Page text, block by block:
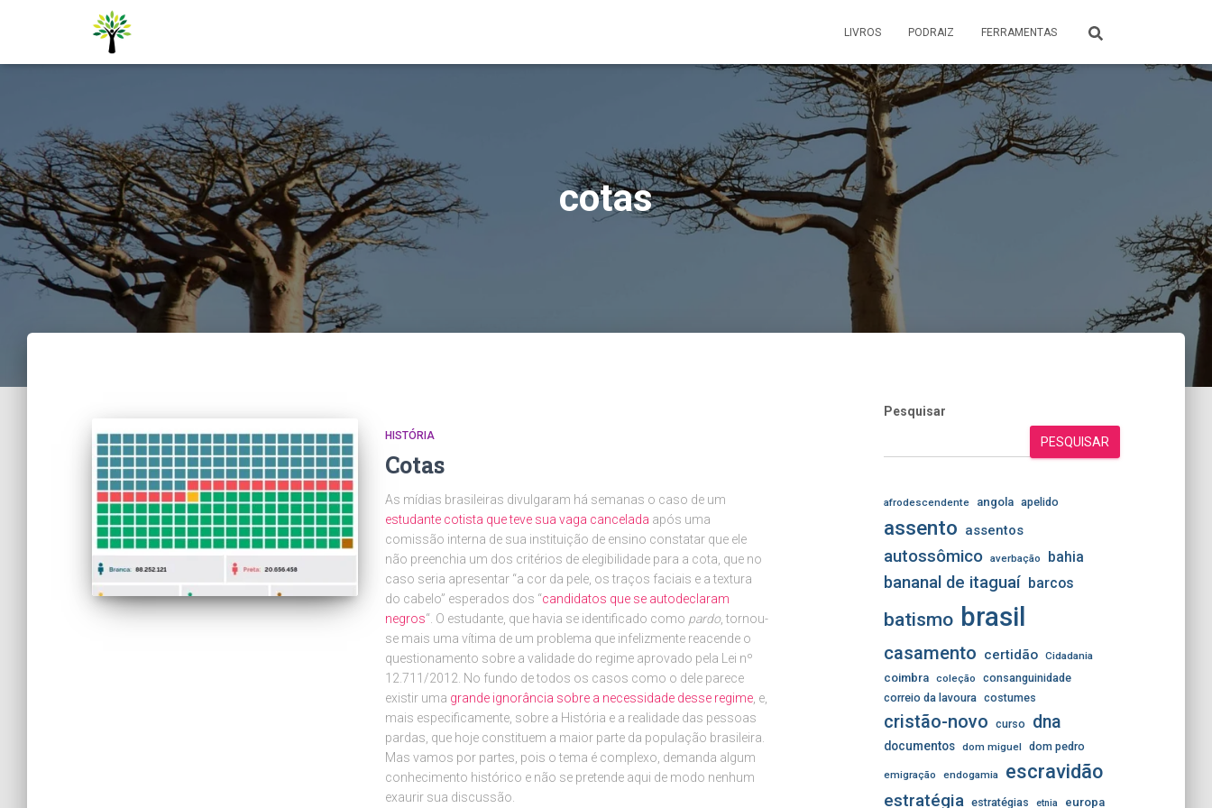
LIVROS PODRAIZ FERRAMENTAS
cotas
HISTÓRIA
Cotas
As mídias brasileiras divulgaram há semanas o caso de um
estudante cotista que teve sua vaga cancelada após uma
comissão interna de sua instituição de ensino constatar que ele
não preenchia um dos critérios de elegibilidade para a cota, que no
caso seria apresentar “a cor da pele, os traços faciais e a textura
do cabelo” esperados dos “candidatos que se autodeclaram
negros“. O estudante, que havia se identificado como pardo, tornou-
se mais uma vítima de um problema que infelizmente reacende o
questionamento sobre a validade do regime aprovado pela Lei nº
12.711/2012. No fundo de todos os casos como o dele parece
existir uma grande ignorância sobre a necessidade desse regime , e,
mais especificamente, sobre a História e a realidade das pessoas
pardas, que hoje constituem a maior parte da população brasileira.
Mas vamos por partes, pois o tema é complexo, demanda algum
conhecimento histórico e não se pretende aqui de modo nenhum
exaurir sua discussão.
Pesquisar
PESQUISAR
afrodescendente angola apelido
assento assentos
autossômico averbação bahia
bananal de itaguaí barcos
batismo brasil
casamento certidão Cidadania
coimbra coleção
consanguinidade
correio da lavoura costumes
cristão-novo curso dna
documentos dom miguel dom pedro
emigração endogamia escravidão
estratégia estratégias etnia europa